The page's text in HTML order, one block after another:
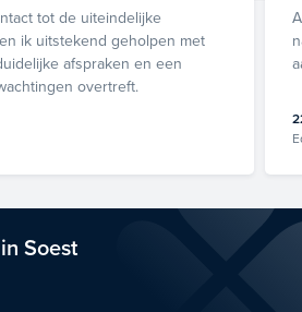
tot de uiteindelijke
ik uitstekend geholpen met
afspraken en een
overtreft.
Soest